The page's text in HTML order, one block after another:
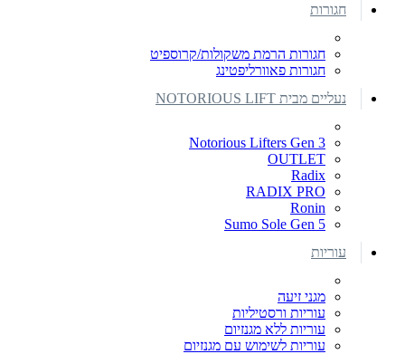
חגורות
חגורות הרמת משקולות/קרוספיט
חגורות פאוורליפטינג
נעליים מבית NOTORIOUS LIFT
Notorious Lifters Gen 3
OUTLET
Radix
RADIX PRO
Ronin
Sumo Sole Gen 5
עוריות
מגני זיעה
עוריות ורסטיליות
עוריות ללא מגנזיום
עוריות לשימוש עם מגנזיום